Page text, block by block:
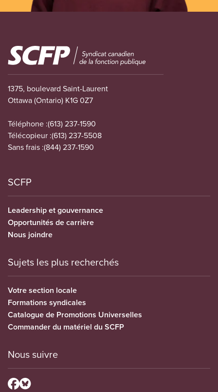
Image
1375, boulevard Saint-Laurent
Ottawa (Ontario) K1G 0Z7
Téléphone :(613) 237-1590
Télécopieur :(613) 237-5508
Sans frais :(844) 237-1590
SCFP
Leadership et gouvernance
Opportunités de carrière
Nous joindre
Sujets les plus recherchés
Votre section locale
Formations syndicales
Catalogue de Promotions Universelles
Commander du matériel du SCFP
Nous suivre